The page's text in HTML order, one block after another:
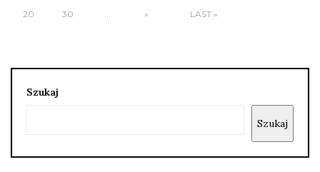
20 30 ... » LAST »
Szukaj
Szukaj